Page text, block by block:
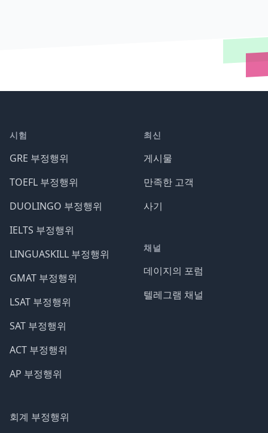
시험
GRE 부정행위
TOEFL 부정행위
DUOLINGO 부정행위
IELTS 부정행위
LINGUASKILL 부정행위
GMAT 부정행위
LSAT 부정행위
SAT 부정행위
ACT 부정행위
AP 부정행위
회계 부정행위
최신
게시물
만족한 고객
사기
채널
데이지의 포럼
텔레그램 채널